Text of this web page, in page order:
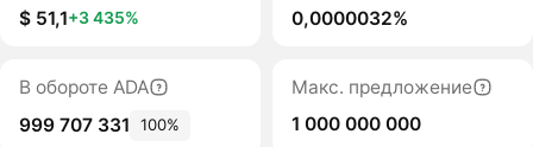
$ 51,1+3 435%
0,0000032%
В обороте ADA
999 707 331
100%
Макс. предложение
1 000 000 000